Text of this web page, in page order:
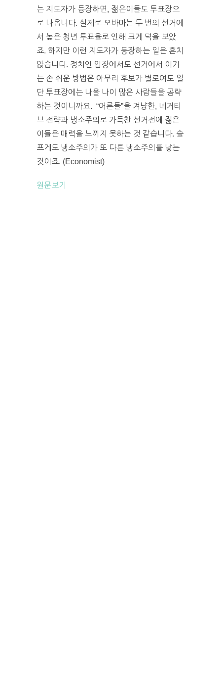
는 지도자가 등장하면, 젊은이들도 투표장으
로 나옵니다. 실제로 오바마는 두 번의 선거에
서 높은 청년 투표율로 인해 크게 덕을 보았
죠. 하지만 이런 지도자가 등장하는 일은 흔치
않습니다. 정치인 입장에서도 선거에서 이기
는 손 쉬운 방법은 아무리 후보가 별로여도 일
단 투표장에는 나올 나이 많은 사람들을 공략
하는 것이니까요. “어른들”을 겨냥한, 네거티
브 전략과 냉소주의로 가득찬 선거전에 젊은
이들은 매력을 느끼지 못하는 것 같습니다. 슬
프게도 냉소주의가 또 다른 냉소주의를 낳는
것이죠. (Economist)
원문보기